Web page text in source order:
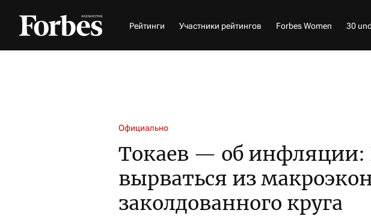
Рейтинги Участники рейтингов Forbes Women 30
Официально
Токаев — об инфляции:
вырваться из
заколдованного круга